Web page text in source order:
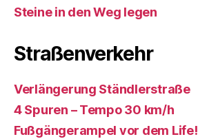
Steine in den Weg legen
Straßenverkehr
Verlängerung Ständlerstraße
4 Spuren – Tempo 30 km/h
Fußgängerampel vor dem Life!